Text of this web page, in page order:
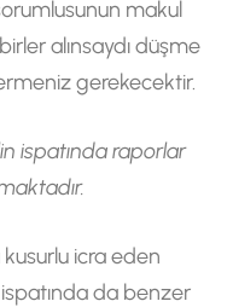
makul
alınsaydı düşme
gerekecektir.
ispatında raporlar
kusurlu icra eden
ispatında da benzer